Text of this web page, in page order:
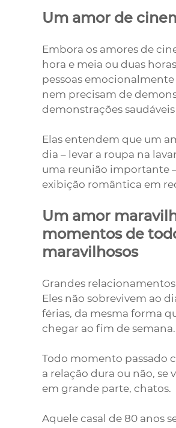
Um amor de
Embora os amores de
hora e meia ou duas
pessoas
nem precisam de
demonstrações
Elas entendem que um
dia – levar a roupa na
uma reunião importante
exibição romântica em
Um amor
momentos de
maravilhosos
Grandes
Eles não sobrevivem ao
férias, da mesma forma
chegar ao fim de semana.
Todo momento passado
a relação dura ou não, se
em grande parte, chatos.
Aquele casal de 80 anos